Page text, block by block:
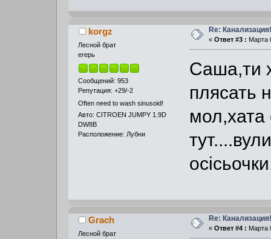
korgz
Лесной брат
егерь
Сообщений: 953
Репутация: +29/-2
Often need to wash sinusoid!
Авто: CITROEN JUMPY 1.9D
DW8B
Расположение: Лубни
Re:
« Ответ #3 : Марта
Cаша,ти
плясать
мол,хата
Grach
Лесной брат
Re:
« Ответ #4 : Марта